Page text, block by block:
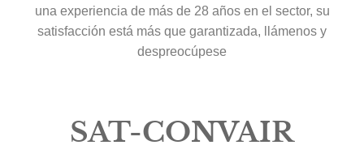
una experiencia de más de 28 años en el sector, su
satisfacción está más que garantizada, llámenos y
despreocúpese
SAT-CONVAIR